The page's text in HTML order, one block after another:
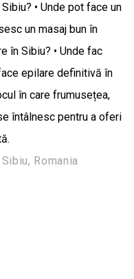
• Unde pot face un
un masaj bun în
în Sibiu? • Unde fac
epilare definitivă în
în care frumusețea,
întâlnesc pentru a oferi
Romania